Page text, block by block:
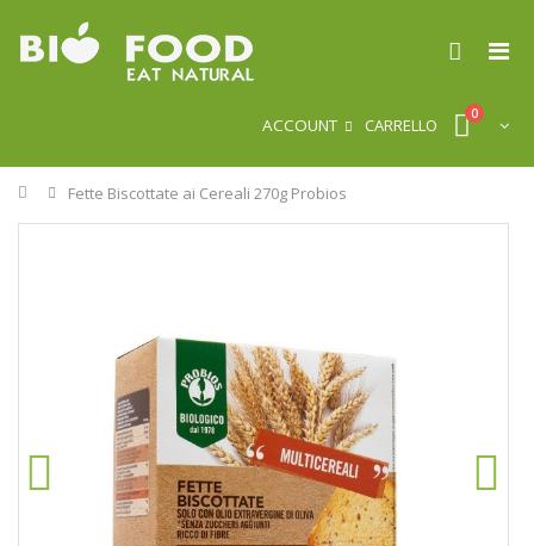
ACCOUNT CARRELLO
0
Home
Fette Biscottate ai Cereali 270g Probios